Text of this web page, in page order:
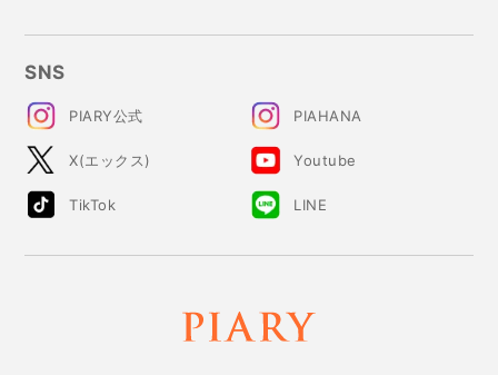
SNS
PIARY公式 PIAHANA
X(エックス) Youtube
TikTok LINE